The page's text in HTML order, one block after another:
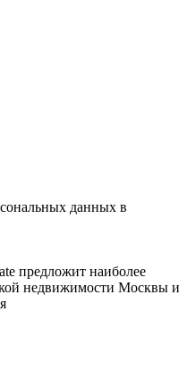
данных в
предложит наиболее
недвижимости Москвы и